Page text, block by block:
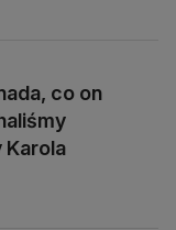
co on
Karola